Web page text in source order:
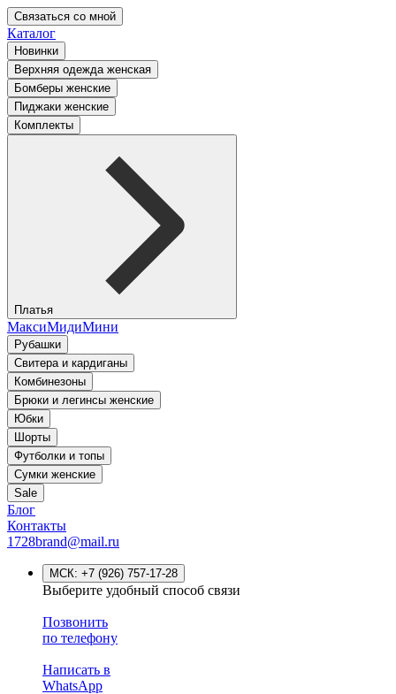
Связаться со мной
Каталог
Новинки
Верхняя одежда женская
Бомберы женские
Пиджаки женские
Комплекты
Платья
МаксиМидиМини
Рубашки
Свитера и кардиганы
Комбинезоны
Брюки и легинсы женские
Юбки
Шорты
Футболки и топы
Сумки женские
Sale
Блог
Контакты
1728brand@mail.ru
МСК: +7 (926) 757-17-28
Выберите удобный способ связи
Позвонить
по телефону
Написать в
WhatsApp